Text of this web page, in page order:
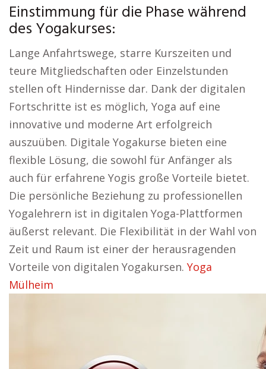
Einstimmung für die Phase während
des Yogakurses:
Lange Anfahrtswege, starre Kurszeiten und
teure Mitgliedschaften oder Einzelstunden
stellen oft Hindernisse dar. Dank der digitalen
Fortschritte ist es möglich, Yoga auf eine
innovative und moderne Art erfolgreich
auszuüben. Digitale Yogakurse bieten eine
flexible Lösung, die sowohl für Anfänger als
auch für erfahrene Yogis große Vorteile bietet.
Die persönliche Beziehung zu professionellen
Yogalehrern ist in digitalen Yoga-Plattformen
äußerst relevant. Die Flexibilität in der Wahl von
Zeit und Raum ist einer der herausragenden
Vorteile von digitalen Yogakursen. Yoga
Mülheim